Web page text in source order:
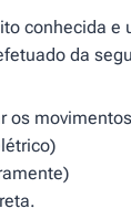
conhecida e
da
os